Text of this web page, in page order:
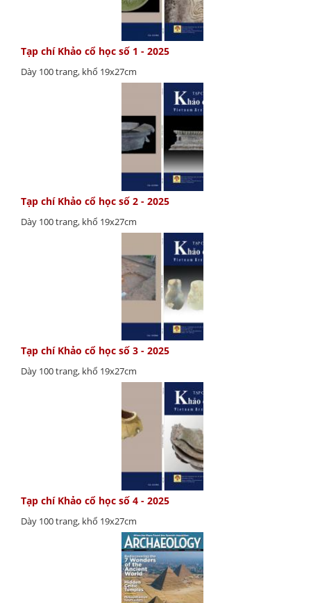
Tạp chí Khảo cổ học số 1 - 2025
Dày 100 trang, khổ 19x27cm
Tạp chí Khảo cổ học số 2 - 2025
Dày 100 trang, khổ 19x27cm
Tạp chí Khảo cổ học số 3 - 2025
Dày 100 trang, khổ 19x27cm
Tạp chí Khảo cổ học số 4 - 2025
Dày 100 trang, khổ 19x27cm